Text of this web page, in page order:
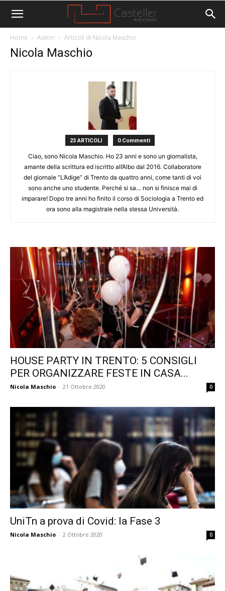
Home Autori Articoli di Nicola Maschio
Nicola Maschio
23 ARTICOLI 0 Commenti
Ciao, sono Nicola Maschio. Ho 23 anni e sono un giornalista,
amante della scrittura ed iscritto all’Albo dal 2016. Collaboratore
del giornale “L’Adige” di Trento da quattro anni, come tanti di voi
sono anche uno studente. Perché si sa… non si finisce mai di
imparare! Dopo tre anni ho finito il corso di Sociologia a Trento ed
ora sono alla magistrale nella stessa Università.
HOUSE PARTY IN TRENTO: 5 CONSIGLI
PER ORGANIZZARE FESTE IN CASA...
Nicola Maschio - 21 Ottobre 2020 0
UniTn a prova di Covid: la Fase 3
Nicola Maschio - 2 Ottobre 2020 0